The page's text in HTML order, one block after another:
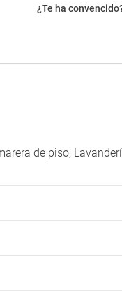
¿Te ha
de piso,